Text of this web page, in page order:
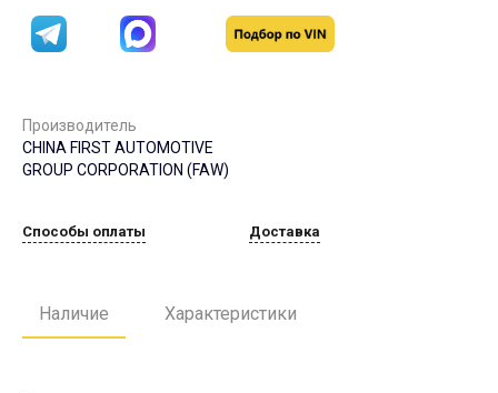
Производитель
CHINA FIRST AUTOMOTIVE
GROUP CORPORATION (FAW)
Способы оплаты Доставка
Наличие Характеристики